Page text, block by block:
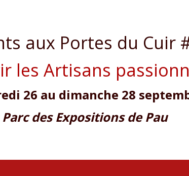
aux Portes du Cuir
les Artisans
26 au dimanche 28
des Expositions de Pau